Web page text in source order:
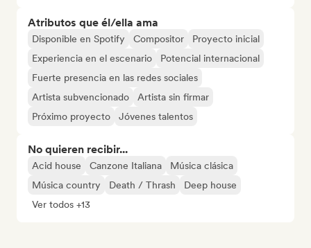
Atributos que él/ella ama
Disponible en Spotify Compositor
Proyecto inicial
Experiencia en el escenario
Potencial internacional
Fuerte presencia en las redes sociales
Artista subvencionado
Artista sin firmar
Próximo proyecto
Jóvenes talentos
No quieren recibir...
Acid house Canzone Italiana
Música clásica
Música country
Death / Thrash
Deep house
Ver todos +13